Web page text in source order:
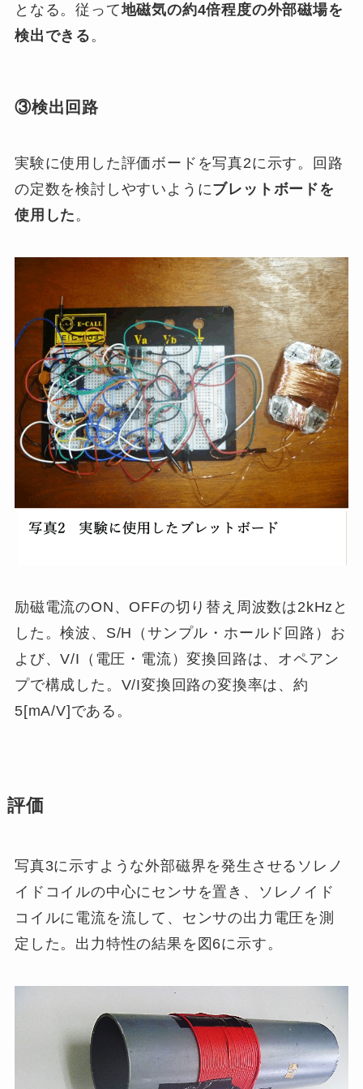
となる。従って地磁気の約4倍程度の外部磁場を
検出できる 。
③検出回路
実験に使用した評価ボードを写真2に示す。回路
の定数を検討しやすいようにブレットボードを
使用した。
励磁電流のON、OFFの切り替え周波数は2kHzと
した。検波、S/H（サンプル・ホールド回路）お
よび、V/I（電圧・電流）変換回路は、オペアン
プで構成した。V/I変換回路の変換率は、約
5[mA/V]である。
評価
写真3に示すような外部磁界を発生させるソレノ
イドコイルの中心にセンサを置き、ソレノイド
コイルに電流を流して、センサの出力電圧を測
定した。出力特性の結果を図6に示す。